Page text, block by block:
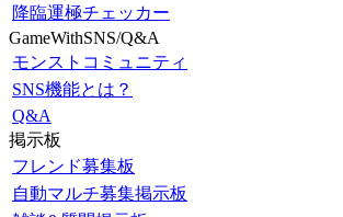
降臨運極チェッカー
GameWithSNS/Q&A
モンストコミュニティ
SNS機能とは？
Q&A
掲示板
フレンド募集板
自動マルチ募集掲示板